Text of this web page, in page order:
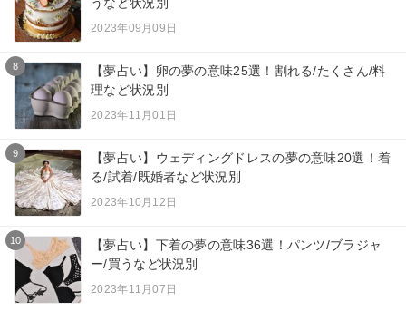
2023年09月09日
8
【夢占い】卵の夢の意味25選！割れる/たくさん/料
理など状況別
2023年11月01日
9
【夢占い】ウェディングドレスの夢の意味20選！着
る/試着/既婚者など状況別
2023年10月12日
10
【夢占い】下着の夢の意味36選！パンツ/ブラジャ
ー/買うなど状況別
2023年11月07日